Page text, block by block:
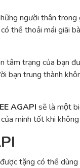
người thân trong
thể thoải mái giãi
trạng của bạn
bạn trung thành
AGAPI sẽ là một
mình tốt khi
tặng có thể